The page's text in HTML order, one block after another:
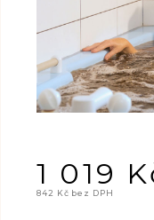
1 019
842 Kč bez DPH